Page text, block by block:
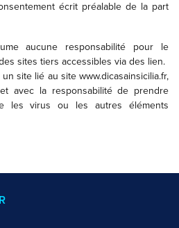
écrit préalable de la part
aucune responsabilité pour le
sites tiers accessibles via des lien.
site lié au site www.dicasainsicilia.fr,
avec la responsabilité de prendre
les virus ou les autres éléments